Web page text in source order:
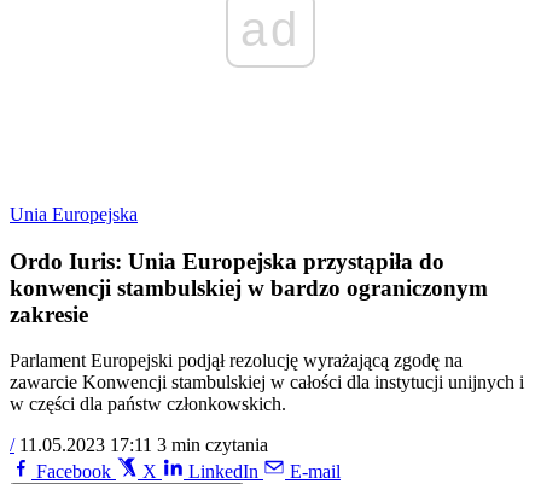
ad
Unia Europejska
Ordo Iuris: Unia Europejska przystąpiła do
konwencji stambulskiej w bardzo ograniczonym
zakresie
Parlament Europejski podjął rezolucję wyrażającą zgodę na
zawarcie Konwencji stambulskiej w całości dla instytucji unijnych i
w części dla państw członkowskich.
/ 11.05.2023 17:11 3 min czytania
Facebook
X LinkedIn E-mail